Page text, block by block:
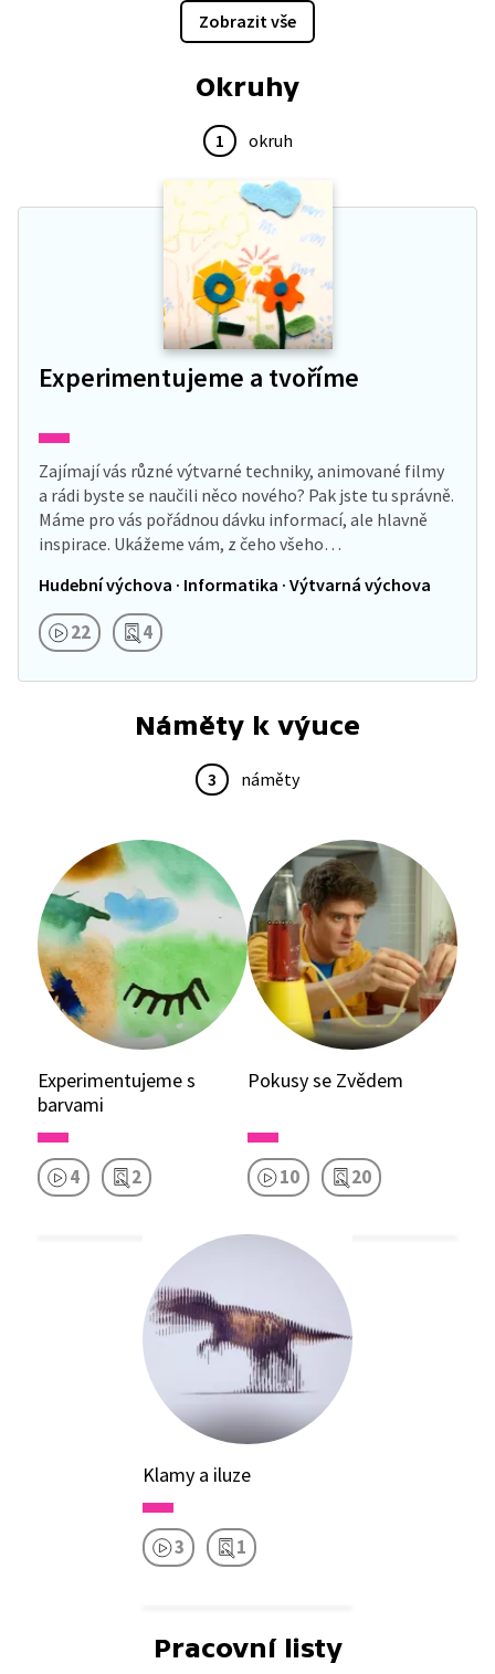
Experimenty ukazují, že čím více lajků lidé dostanou,
tím více sdílejí, a magnetická rezonance dokládá, že
historické poznatky psychologie se současným
proč je těžké sociální sítě odložit.
Zobrazit vše
Okruhy
1 okruh
Experimentujeme a tvoříme
Zajímají vás různé výtvarné techniky, animované filmy
a rádi byste se naučili něco nového? Pak jste tu správně.
Máme pro vás pořádnou dávku informací, ale hlavně
inspirace. Ukážeme vám, z čeho všeho…
Hudební výchova · Informatika · Výtvarná výchova
22 4
Náměty k výuce
3 náměty
Experimentujeme s
barvami
4 2
Pokusy se Zvědem
10 20
Klamy a iluze
3 1
Pracovní listy